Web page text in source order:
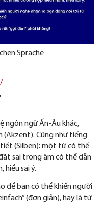
Sprache
,
ngôn ngữ Ấn-Âu khác,
Cũng như tiếng
(Silben): một từ có thể
sai trọng âm có thể dẫn
hiểu sai ý.
để bạn có thể khiến người
(đơn giản), hay là từ